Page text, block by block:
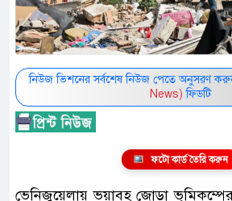
নিউজ ভিশনের সর্বশেষ নিউজ পেতে অনুসরণ
News) ফিডটি
ফটো কার্ড তৈরি করুন
ভেনিজুয়েলায় ভয়াবহ জোড়া